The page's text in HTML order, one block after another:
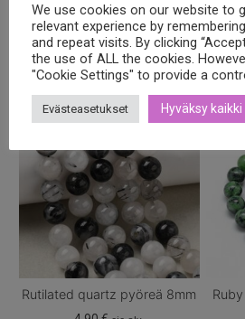
Tutustu myös
Rutilated quartz pyöreä 8mm
We use cookies on our website to
relevant experience by
and repeat visits. By clicking
the use of ALL the cookies.
"Cookie Settings" to provide a
Evästeasetukset Hyväksy kaikki